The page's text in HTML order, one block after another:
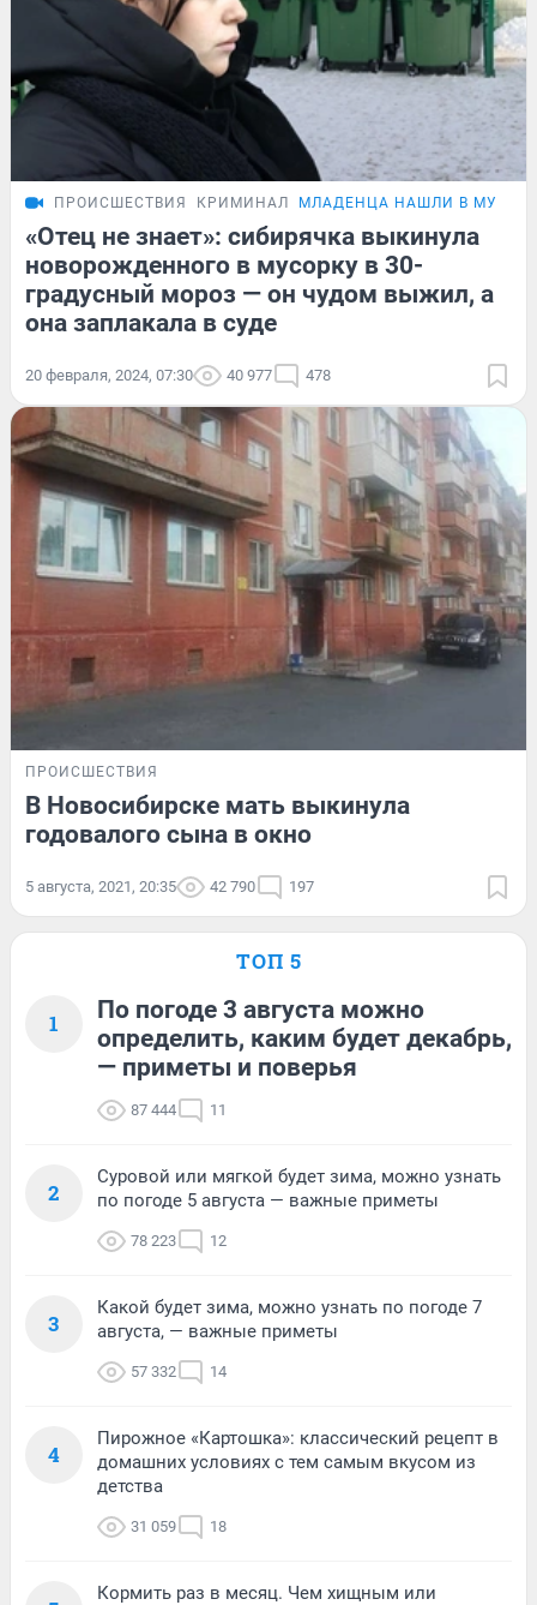
ПРОИСШЕСТВИЯ КРИМИНАЛ МЛАДЕНЦА НАШЛИ В
«Отец не знает»: сибирячка выкинула
новорожденного в мусорку в 30-
градусный мороз — он чудом выжил, а
она заплакала в суде
20 февраля, 2024, 07:30 40 977 478
ПРОИСШЕСТВИЯ
В Новосибирске мать выкинула
годовалого сына в окно
5 августа, 2021, 20:35 42 790 197
ТОП 5
1
По погоде 3 августа можно
определить, каким будет декабрь,
— приметы и поверья
87 444 11
2
Суровой или мягкой будет зима, можно узнать
по погоде 5 августа — важные приметы
78 223 12
3
Какой будет зима, можно узнать по погоде 7
августа, — важные приметы
57 332 14
4
Пирожное «Картошка»: классический рецепт в
домашних условиях с тем самым вкусом из
детства
31 059 18
Кормить раз в месяц. Чем хищным или